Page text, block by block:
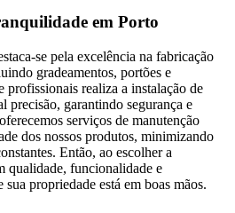
em Porto
se pela excelência na fabricação
gradeamentos, portões e
profissionais realiza a instalação de
precisão, garantindo segurança e
serviços de manutenção
dos nossos produtos, minimizando
Então, ao escolher a
qualidade, funcionalidade e
propriedade está em boas mãos.